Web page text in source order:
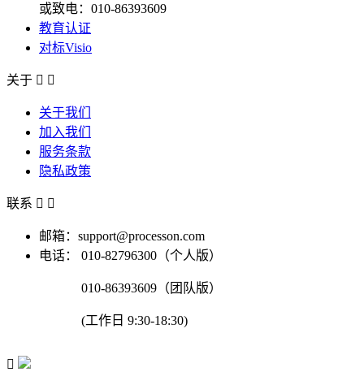
或致电：010-86393609
教育认证
对标Visio
关于  
关于我们
加入我们
服务条款
隐私政策
联系  
邮箱：support@processon.com
电话：
010-82796300（个人版）
010-86393609（团队版）
(工作日 9:30-18:30)
